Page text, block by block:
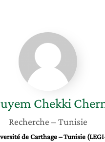
Houyem
Chekki
Cherni
Chekki
Recherche – Tunisie
de Carthage – Tunisie